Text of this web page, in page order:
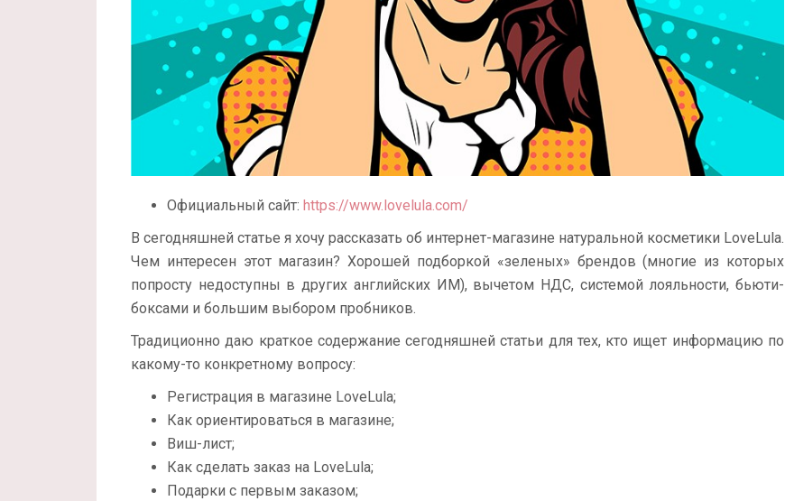
Официальный сайт: https://www.lovelula.com/
В сегодняшней статье я хочу рассказать об интернет-магазине натуральной косметики LoveLula.
Чем интересен этот магазин? Хорошей подборкой «зеленых» брендов (многие из которых
попросту недоступны в других английских ИМ), вычетом НДС, системой лояльности, бьюти-
боксами и большим выбором пробников.
Традиционно даю краткое содержание сегодняшней статьи для тех, кто ищет информацию по
какому-то конкретному вопросу:
Регистрация в магазине LoveLula;
Как ориентироваться в магазине;
Виш-лист;
Как сделать заказ на LoveLula;
Подарки с первым заказом;